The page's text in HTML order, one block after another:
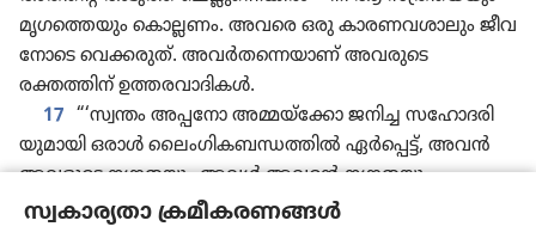
സ്വകാര്യതാ ക്രമീകരണങ്ങൾ
മൃഗ​ത്തെ​യും കൊല്ലണം. അവരെ ഒരു കാരണ​വ​ശാ​ലും ജീവ​
നോ​ടെ വെക്കരു​ത്‌. അവർതന്നെ​യാണ്‌ അവരുടെ
രക്തത്തിന്‌ ഉത്തരവാ​ദി​കൾ.
17 “‘സ്വന്തം അപ്പനോ അമ്മയ്‌ക്കോ ജനിച്ച സഹോ​ദ​രി​
യു​മാ​യി ഒരാൾ ലൈം​ഗി​ക​ബ​ന്ധ​ത്തിൽ ഏർപ്പെട്ട്‌, അവൻ
അവളുടെ നഗ്നതയും അവൾ അവന്റെ നഗ്നതയും
കാണുന്നെ​ങ്കിൽ അതു നിന്ദ്യ​മായ ഒരു കാര്യ​മാണ്‌.